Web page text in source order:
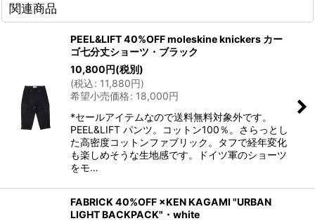
関連商品
PEEL&LIFT 40%OFF moleskine knickers カー
ゴ七分丈ショーツ・ブラック
10,800円(税別)
(税込: 11,880円)
希望小売価格: 18,000円
*セールアイテムなので送料無料対象外です。
PEEL&LIFT パンツ。コットン100％。さらっとし
た高密度コットンファブリック。タフで経年変化
も楽しめそうな生地感です。ドイツ軍のショーツ
をモ…
FABRICK 40%OFF ×KEN KAGAMI "URBAN
LIGHT BACKPACK"・white